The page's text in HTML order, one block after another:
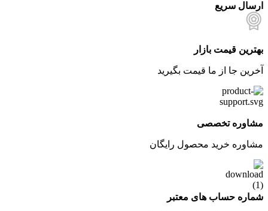
ارسال سریع
بهترین قیمت بازار
آخرین جا از ما قیمت بگیرید
مشاوره تخصصی
مشاوره خرید محصول رایگان
شماره حساب های معتبر